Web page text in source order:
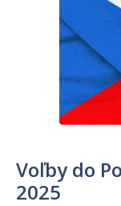
Voľby do
2025